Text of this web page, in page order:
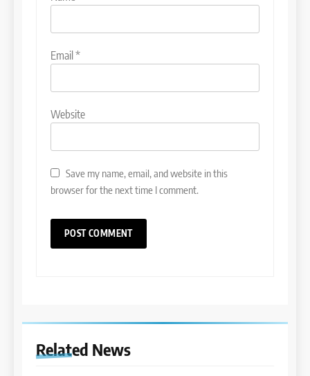
Email *
Website
Save my name, email, and website in this
browser for the next time I comment.
Related News